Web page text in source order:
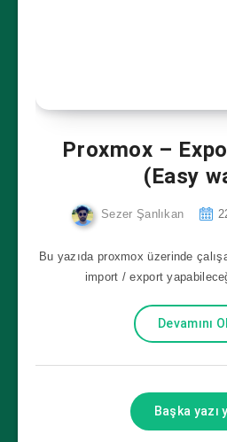
Proxmox –
(Easy
Sezer Şanlıkan
Bu yazıda proxmox üzerinde
import / export
Devamını
Başka yazı